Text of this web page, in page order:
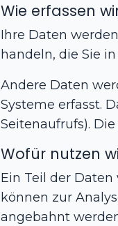
Wie erfassen
Ihre Daten
handeln, die Sie
Andere Daten
Systeme erfasst.
Seitenaufrufs).
Wofür nutzen
Ein Teil der
können zur
angebahnt